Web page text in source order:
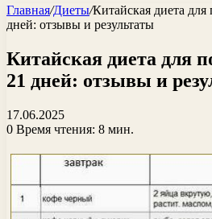
Главная/Диеты/Китайская диета для
дней: отзывы и результаты
Китайская диета для
21 дней: отзывы и
17.06.2025
0 Время чтения: 8 мин.